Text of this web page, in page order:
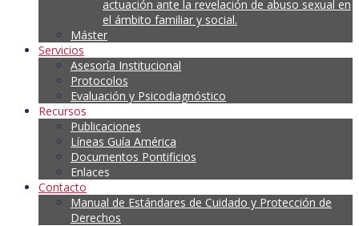
actuación ante la revelación de abuso sexual en
el ámbito familiar y social.
Máster
Servicios
Asesoría Institucional
Protocolos
Evaluación y Psicodiagnóstico
Recursos
Publicaciones
Líneas Guía América
Documentos Pontificios
Enlaces
Contacto
Manual de Estándares de Cuidado y Protección de
Derechos